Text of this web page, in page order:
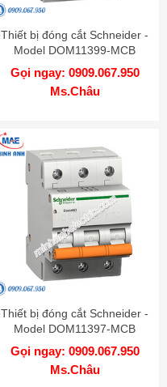
Thiết bị đóng cắt Schneider -
Model DOM11399-MCB
Gọi ngay: 0909.067.950
Ms.Châu
Thiết bị đóng cắt Schneider -
Model DOM11397-MCB
Gọi ngay: 0909.067.950
Ms.Châu